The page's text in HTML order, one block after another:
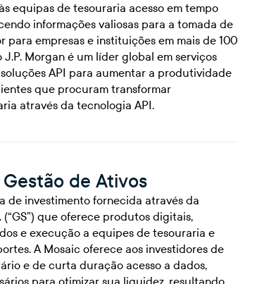
equipas de tesouraria acesso em tempo
informações valiosas para a tomada de
para empresas e instituições em mais de 100
J.P. Morgan é um líder global em serviços
API para aumentar a produtividade
que procuram transformar
através da tecnologia API.
de Ativos
de investimento fornecida através da
(“GS”) que oferece produtos digitais,
e execução a equipes de tesouraria e
A Mosaic oferece aos investidores de
e de curta duração acesso a dados,
para otimizar sua liquidez, resultando